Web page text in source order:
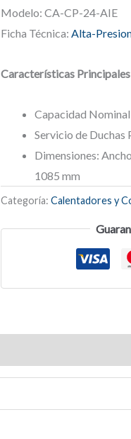
Modelo: CA-CP-24-AIE
Ficha Técnica:Alta-
Características
Capacidad
Servicio de Duchas
Dimensiones:
1085 mm
Categoría:Calentadores y